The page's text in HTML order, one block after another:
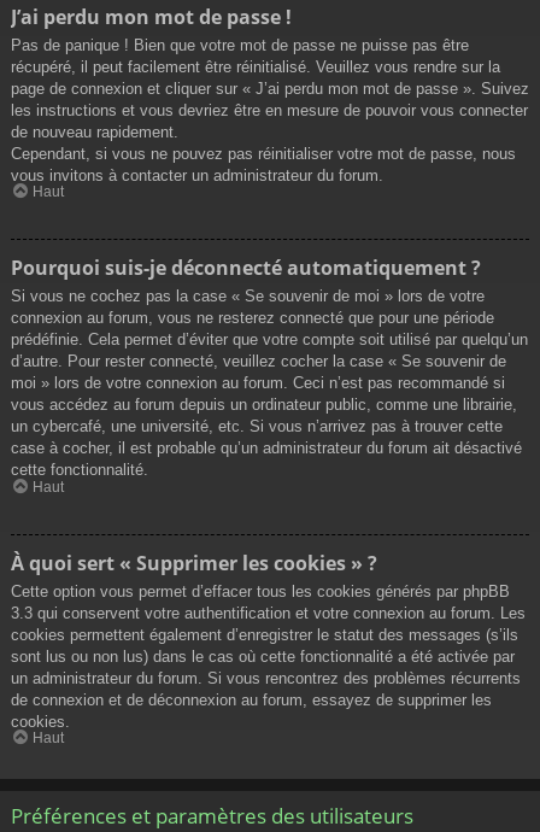
J’ai perdu mon mot de passe !
Pas de panique ! Bien que votre mot de passe ne puisse pas être
récupéré, il peut facilement être réinitialisé. Veuillez vous rendre sur la
page de connexion et cliquer sur « J’ai perdu mon mot de passe ». Suivez
les instructions et vous devriez être en mesure de pouvoir vous connecter
de nouveau rapidement.
Cependant, si vous ne pouvez pas réinitialiser votre mot de passe, nous
vous invitons à contacter un administrateur du forum.
Haut
Pourquoi suis-je déconnecté automatiquement ?
Si vous ne cochez pas la case « Se souvenir de moi » lors de votre
connexion au forum, vous ne resterez connecté que pour une période
prédéfinie. Cela permet d’éviter que votre compte soit utilisé par quelqu’un
d’autre. Pour rester connecté, veuillez cocher la case « Se souvenir de
moi » lors de votre connexion au forum. Ceci n’est pas recommandé si
vous accédez au forum depuis un ordinateur public, comme une librairie,
un cybercafé, une université, etc. Si vous n’arrivez pas à trouver cette
case à cocher, il est probable qu’un administrateur du forum ait désactivé
cette fonctionnalité.
Haut
À quoi sert « Supprimer les cookies » ?
Cette option vous permet d’effacer tous les cookies générés par phpBB
3.3 qui conservent votre authentification et votre connexion au forum. Les
cookies permettent également d’enregistrer le statut des messages (s’ils
sont lus ou non lus) dans le cas où cette fonctionnalité a été activée par
un administrateur du forum. Si vous rencontrez des problèmes récurrents
de connexion et de déconnexion au forum, essayez de supprimer les
cookies.
Haut
Préférences et paramètres des utilisateurs